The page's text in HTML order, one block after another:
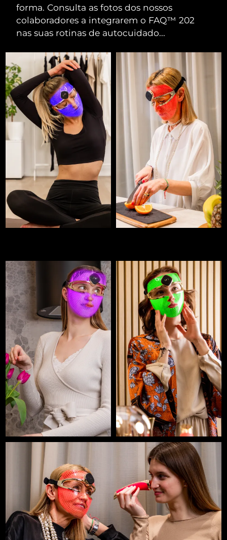
forma. Consulta as fotos dos nossos
colaboradores a integrarem o FAQ™ 202
nas suas rotinas de autocuidado...